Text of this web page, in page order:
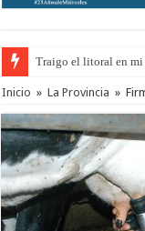
Traigo el litoral en mi
Inicio » La Provincia »